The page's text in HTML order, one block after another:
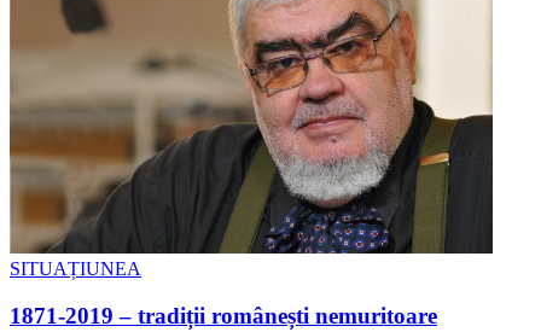
SITUAȚIUNEA
1871-2019 – tradiții românești nemuritoare